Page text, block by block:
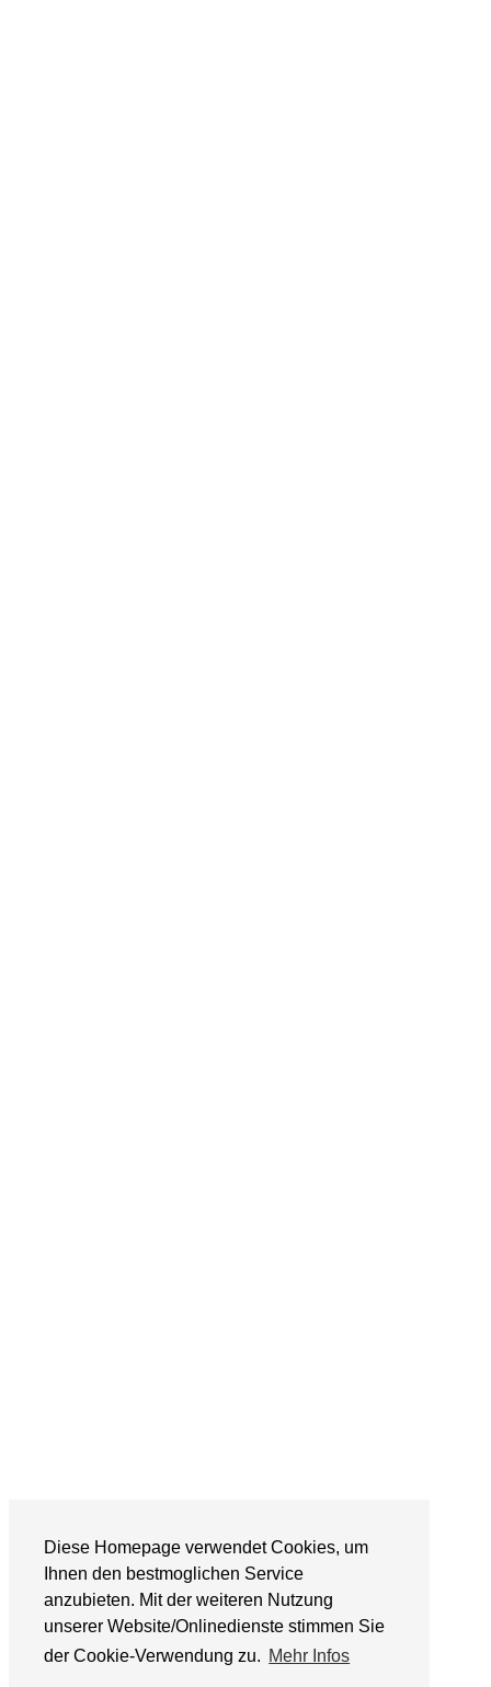
Diese Homepage verwendet Cookies, um
Ihnen den bestmoglichen Service
anzubieten. Mit der weiteren Nutzung
unserer Website/Onlinedienste stimmen Sie
der Cookie-Verwendung zu. Mehr Infos